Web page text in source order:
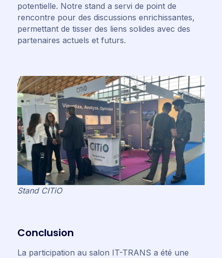
potentielle. Notre stand a servi de point de
rencontre pour des discussions enrichissantes,
permettant de tisser des liens solides avec des
partenaires actuels et futurs.
Stand CITiO
Conclusion
La participation au salon IT-TRANS a été une